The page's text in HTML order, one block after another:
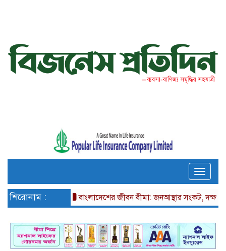
Toggle
শিরোনাম : বাংলাদেশের জীবন বীমা: জনআস্থার সংকট, দক্ষতার